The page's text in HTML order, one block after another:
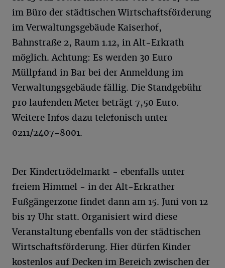
im Büro der städtischen Wirtschaftsförderung
im Verwaltungsgebäude Kaiserhof,
Bahnstraße 2, Raum 1.12, in Alt-Erkrath
möglich. Achtung: Es werden 30 Euro
Müllpfand in Bar bei der Anmeldung im
Verwaltungsgebäude fällig. Die Standgebühr
pro laufenden Meter beträgt 7,50 Euro.
Weitere Infos dazu telefonisch unter
0211/2407-8001.
Der Kindertrödelmarkt - ebenfalls unter
freiem Himmel - in der Alt-Erkrather
Fußgängerzone findet dann am 15. Juni von 12
bis 17 Uhr statt. Organisiert wird diese
Veranstaltung ebenfalls von der städtischen
Wirtschaftsförderung. Hier dürfen Kinder
kostenlos auf Decken im Bereich zwischen der